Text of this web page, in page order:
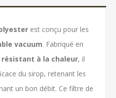
est conçu pour les
vacuum. Fabriqué en
à la chaleur, il
du sirop, retenant les
un bon débit. Ce filtre de